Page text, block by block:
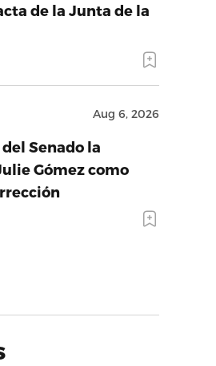
de la Junta de la
Aug 6, 2026
Senado la
Gómez como